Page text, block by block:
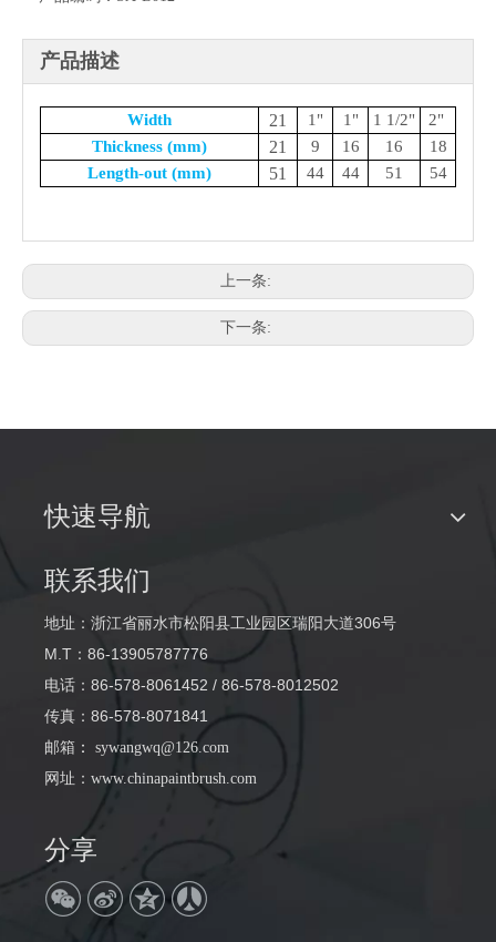
产品描述
Width 21 1" 1" 1 1/2"
2"
Thickness (mm)
21 9 16 16
18
Length-out (mm)
51 44 44 51 54
上一条:
下一条:
快速导航
联系我们
地址：浙江省丽水市松阳县工业园区瑞阳大道306号
M.T：86-13905787776
电话：86-578-8061452 / 86-578-8012502
传真：86-578-8071841
邮箱 ： sywangwq@126.com
网址： www.chinapaintbrush.com
分享